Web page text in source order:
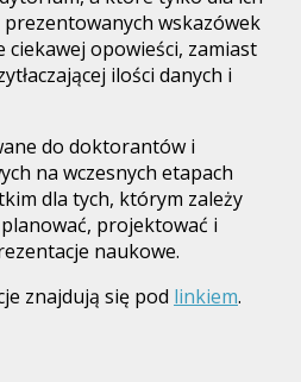
wskazówek
opowieści, zamiast
ilości danych i
do doktorantów i
na wczesnych etapach
dla tych, którym zależy
projektować i
naukowe.
znajdują się pod linkiem.